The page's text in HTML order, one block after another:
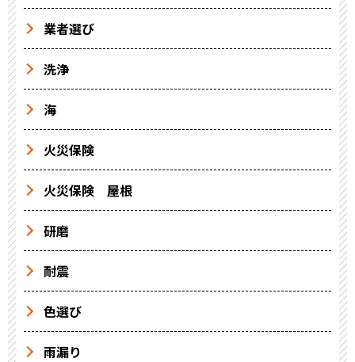
業者選び
洗浄
海
火災保険
火災保険 屋根
研磨
耐震
色選び
雨漏り